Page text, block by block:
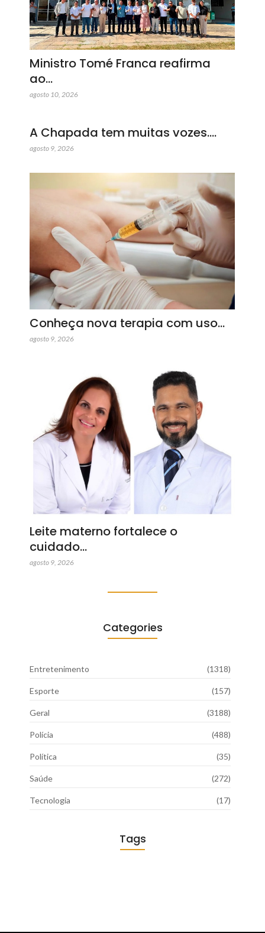
Ministro Tomé Franca reafirma
ao…
agosto 10, 2026
A Chapada tem muitas vozes.…
agosto 9, 2026
Conheça nova terapia com uso…
agosto 9, 2026
Leite materno fortalece o
cuidado…
agosto 9, 2026
Categories
Entretenimento (1318)
Esporte (157)
Geral (3188)
Polícia (488)
Política (35)
Saúde (272)
Tecnologia (17)
Tags